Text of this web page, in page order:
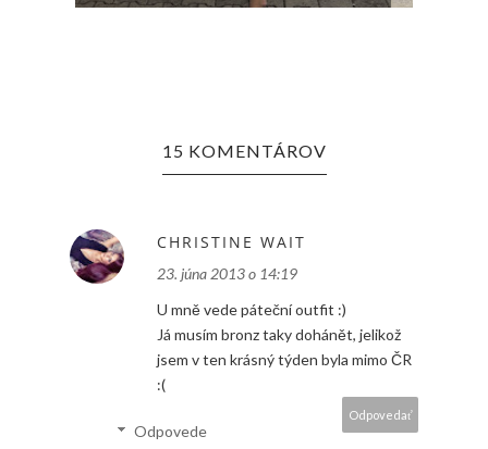
15 KOMENTÁROV
CHRISTINE WAIT
23. júna 2013 o 14:19
U mně vede páteční outfit :)
Já musím bronz taky dohánět, jelikož
jsem v ten krásný týden byla mimo ČR
:(
Odpovedať
Odpovede